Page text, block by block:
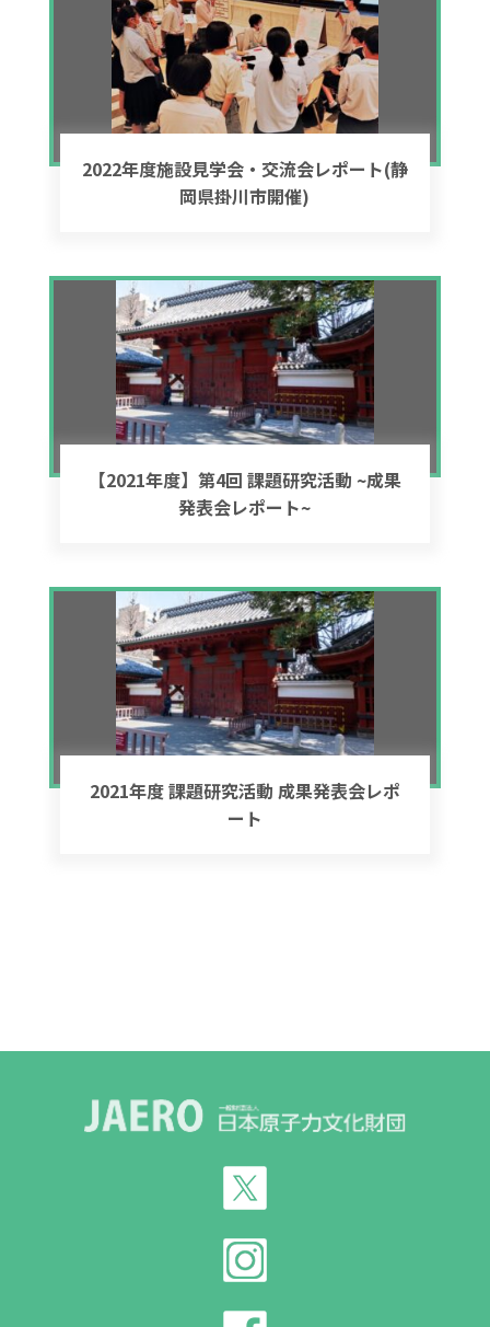
2022年度施設見学会・交流会レポート(静
岡県掛川市開催)
【2021年度】第4回 課題研究活動 ~成果
発表会レポート~
2021年度 課題研究活動 成果発表会レポ
ート